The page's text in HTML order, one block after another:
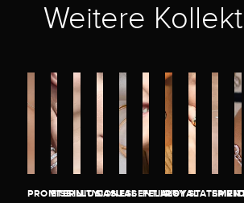
Weitere
PROMISEETERNITY
ILLUSION
CASUALESSENTIALS
FELICITY
ROYAL SPIRIT